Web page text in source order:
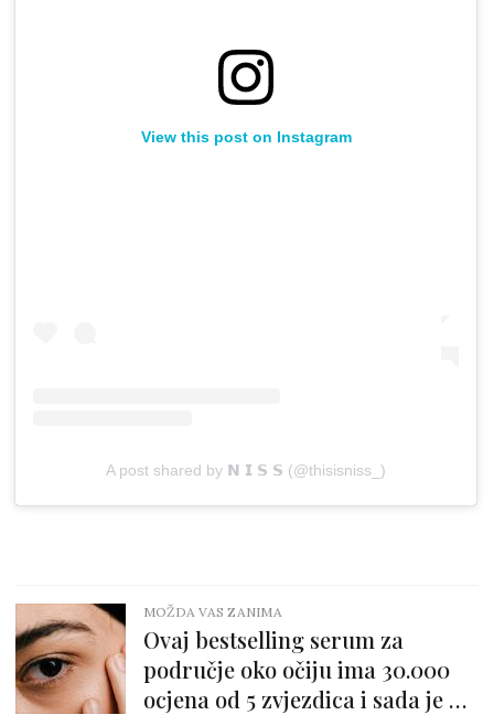
View this post on Instagram
A post shared by 𝗡 𝗜 𝗦 𝗦 (@thisisniss_)
MOŽDA VAS ZANIMA
Ovaj bestselling serum za
područje oko očiju ima 30.000
ocjena od 5 zvjezdica i sada je na